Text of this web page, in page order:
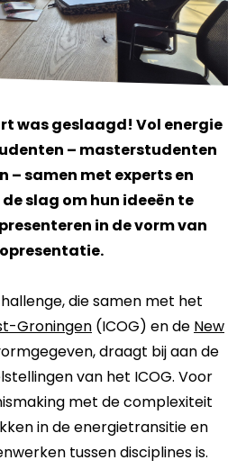
was geslaagd! Vol energie
– masterstudenten
– samen met experts en
slag om hun ideeën te
in de vorm van
die samen met het
Groningen (ICOG) en de New
draagt bij aan de
van het ICOG. Voor
met de complexiteit
in de energietransitie en
tussen disciplines is.